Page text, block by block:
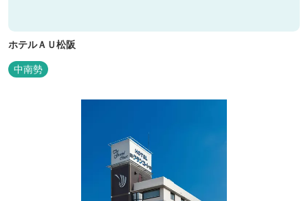
ホテルＡＵ松阪
中南勢